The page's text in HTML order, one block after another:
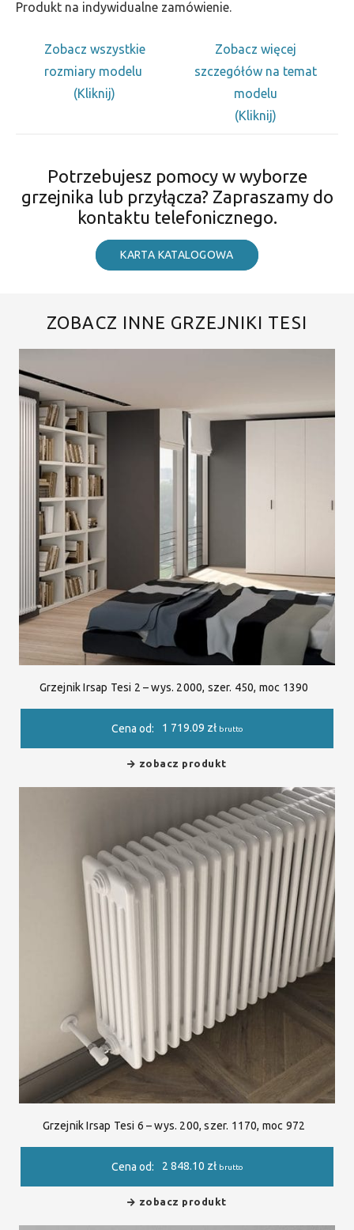
Produkt na indywidualne zamówienie.
Zobacz wszystkie
rozmiary modelu
(Kliknij)
Zobacz więcej
szczegółów na temat
modelu
(Kliknij)
Potrzebujesz pomocy w wyborze
grzejnika lub przyłącza? Zapraszamy do
kontaktu telefonicznego.
KARTA KATALOGOWA
ZOBACZ INNE GRZEJNIKI TESI
Grzejnik Irsap Tesi 2 – wys. 2000, szer. 450, moc 1390
Cena od: 1 719.09 zł brutto
zobacz produkt
Grzejnik Irsap Tesi 6 – wys. 200, szer. 1170, moc 972
Cena od: 2 848.10 zł brutto
zobacz produkt